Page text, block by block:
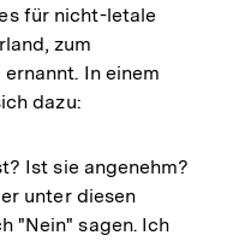
für nicht-letale
zum
In einem
dazu:
Ist sie angenehm?
unter diesen
"Nein" sagen. Ich